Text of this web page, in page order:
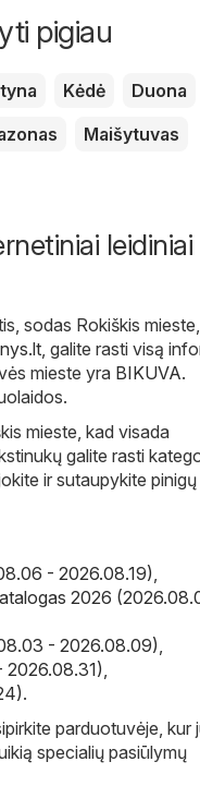
pigiau
Kėdė
Duona
Maišytuvas
leidiniai
sodas Rokiškis
, galite rasti visą
mieste yra BIKUVA.
mieste, kad visada
galite rasti
ir sutaupykite pinigų
- 2026.08.19)
2026
- 2026.08.09)
2026.08.31)
.
parduotuvėje, kur
specialių pasiūlymų